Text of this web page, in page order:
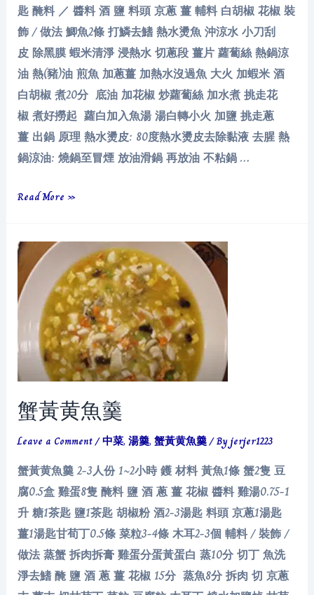
匙 醃料 ／ 醬料 酒 鹽 料頭 京蔥 薑 輔料 白胡椒 花椒 裝
飾 / 做法 鯽魚2條 打鱗去鰭 熱水燙魚 沖涼水 小刀刮
皮 除黑膜 蝦米清淨 浸熱水 切蔥段 薑片 蘿蔔絲 熱鍋涼
油 熱(豬)油 煎魚 加蔥薑 加熱水沒過魚 大火 加蝦米 酒
白胡椒 煮20分 底油 加花椒 炒蘿蔔絲 加水煮 挑走花
椒 煮好撈起 蘿白加入魚湯 湯白轉小火 加鹽 挑走蔥
薑 出鍋 原理 熱水燙皮: 80度熱水燙皮去除黏液 去腥 熱
鍋涼油: 燒鍋至冒煙 放油滑鍋 再放油 不粘鍋 …
鯽
Read More »
蟹黃黄魚羹
Leave a Comment/中菜,湯羹,蟹黃黄魚羹/ Byjerjer1223
蟹黃黄魚羹 2-3人份 1~2小時 鑊 材料 黃魚1條 蟹2隻 豆
腐0.5盒 雞蛋8隻 醃料 鹽 酒 蔥 薑 花椒 醬料 雞湯0.75-1
升 糖1茶匙 鹽1茶匙 胡椒粉 酒2-3湯匙 料頭 京蔥1湯匙
薑1湯匙甘荀丁0.5條 菜粒3-4條 木耳2-3個 輔料 / 裝飾 /
做法 蒸蟹 拆肉拆膏 雞蛋分蛋黃蛋白 蒸10分 切丁 魚洗
淨去鰭 醃 鹽 酒 蔥 薑 花椒 15分 蒸魚8分 拆肉 切 京蔥